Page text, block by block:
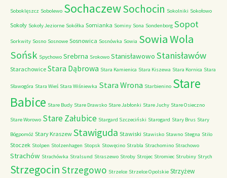
Soboklęszcz Sobolewo SochaczewSochocin Sokolniki Sokołowo
Sokoły Sokoły Jeziorne Sokółka Somianka Sominy Sona Sondenborg Sopot
Sorkwity Sosno Sosnowe Sosnowica Sosnówka Sowia Sowia Wola
Sońsk Spychowo Srebrna Srokowo Stanisławowo Stanisławów
Starachowice Stara Dąbrowa Stara Kamienica Stara Kiszewa Stara Kornica Stara
Sławogóra Stara Wieś Stara Wiśniewka Stara Wrona Starbienino Stare
Babice Stare Budy Stare Drawsko Stare Jabłonki Stare Juchy Stare Osieczno
Stare Worowo Stare Załubice Stargard Szczeciński Starogard Stary Brus Stary
Bógpomóż Stary Kraszew Stawiguda Stawiski Stawisko Stawno Stegna Stilo
Stoczek Stolpen Stolzenhagen Stopsk Stowęcino Strabla Strachomino Strachowo
Strachów Strachówka Stralsund Straszewo Stroby Strojec Stromiec Strubiny Strych
Strzegocin Strzegowo Strzelce Strzelce Opolskie Strzyżew